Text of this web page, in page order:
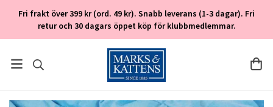
Fri frakt över 399 kr (ord. 49 kr). Snabb leverans (1-3 dagar). Fri
retur och 30 dagars öppet köp för klubbmedlemmar.